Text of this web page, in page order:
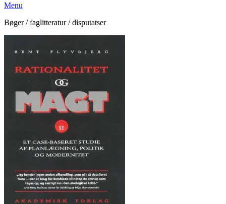
Menu
Bøger / faglitteratur / disputatser